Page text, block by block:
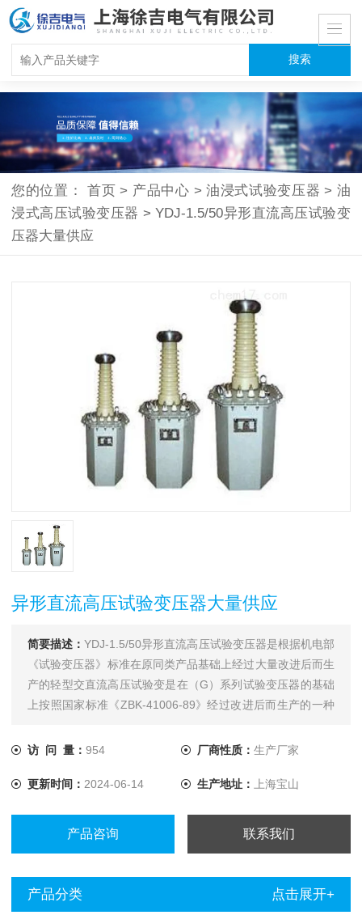
您的位置： 首页 > 产品中心 > 油浸式试验变压器 > 油
浸式高压试验变压器 > YDJ-1.5/50异形直流高压试验变
压器大量供应
异形直流高压试验变压器大量供应
简要描述：YDJ-1.5/50异形直流高压试验变压器是根据机电部
《试验变压器》标准在原同类产品基础上经过大量改进后而生
产的轻型交直流高压试验变是在（G）系列试验变压器的基础
上按照国家标准《ZBK-41006-89》经过改进后而生产的一种
访 问 量： 954 厂商性质： 生产厂家
更新时间： 2024-06-14 生产地址： 上海宝山
产品咨询 联系我们
产品分类 点击展开+